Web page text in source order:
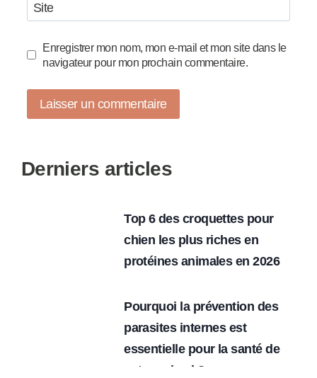
Site
Enregistrer mon nom, mon e-mail et mon site dans le
navigateur pour mon prochain commentaire.
Derniers articles
Top 6 des croquettes pour
chien les plus riches en
protéines animales en 2026
Pourquoi la prévention des
parasites internes est
essentielle pour la santé de
votre animal ?